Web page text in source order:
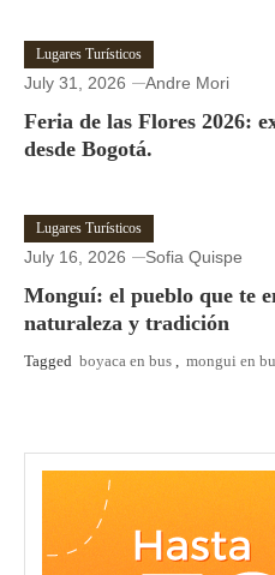
Lugares Turísticos
July 31, 2026 Andre Mori
Feria de las Flores 2026:
desde Bogotá.
Lugares Turísticos
July 16, 2026 Sofia Quispe
Monguí: el pueblo que te
naturaleza y tradición
Tagged boyaca en bus , mongui en